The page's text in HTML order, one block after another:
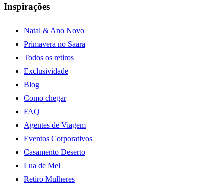
Inspirações
Natal & Ano Novo
Primavera no Saara
Todos os retiros
Exclusividade
Blog
Como chegar
FAQ
Agentes de Viagem
Eventos Corporativos
Casamento Deserto
Lua de Mel
Retiro Mulheres